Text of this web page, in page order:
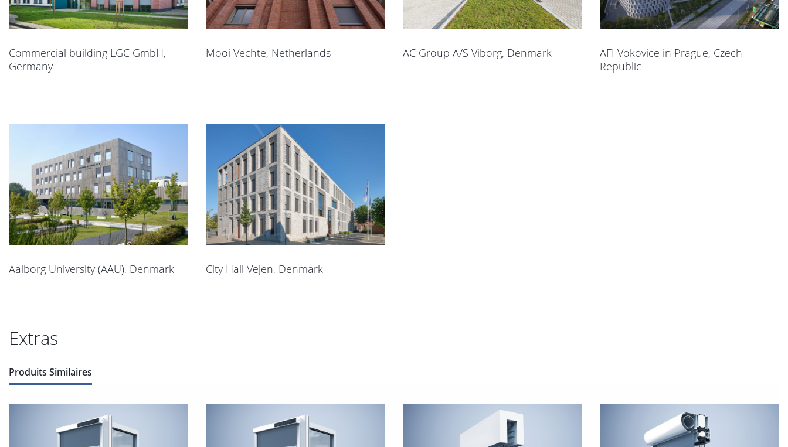
Commercial building LGC GmbH,
Germany
Mooi Vechte, Netherlands AC Group A/S Viborg, Denmark
AFI Vokovice in Prague, Czech
Republic
Aalborg University (AAU), Denmark City Hall Vejen, Denmark
Extras
Produits Similaires